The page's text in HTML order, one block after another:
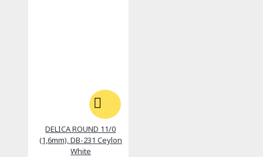
DELICA ROUND 11/0
(1,6mm), DB-231 Ceylon
White